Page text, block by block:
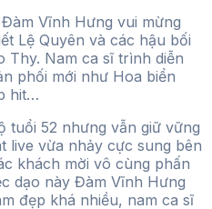
Vĩnh Hưng vui mừng
Lệ Quyên và các hậu bối
Thy. Nam ca sĩ trình diễn
phối mới như Hoa biển
hit…
tuổi 52 nhưng vẫn giữ vững
live vừa nhảy cực sung bên
khách mời vô cùng phấn
dạo này Đàm Vĩnh Hưng
đẹp khá nhiều, nam ca sĩ